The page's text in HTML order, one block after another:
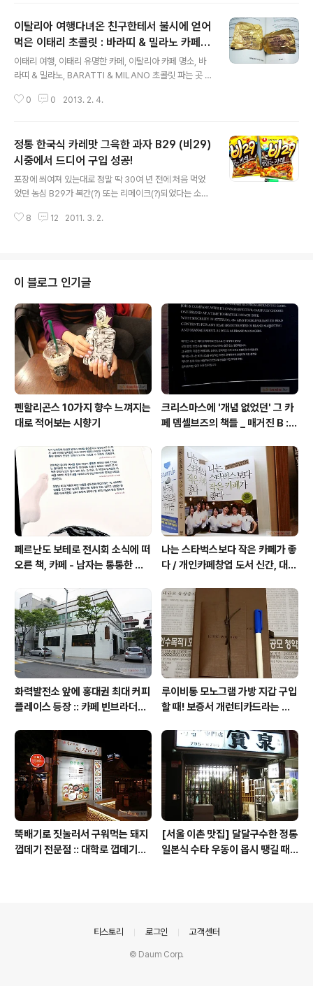
요즘 시세는 2~3kg 기준 2~3만원 정도가 유지되고 있
다. 냉동 두리안의 국내 수입원은 몇 안되기 때문에 수입원
들이 백화점에도 납품하고 다른데도 공급하기 떄문에, 백
화점에서 판매하는 이 두리안과 동일한 것을 인터넷 판매
라인으로 더 싸게 구입할 수 있다. 그런데 배송 과정에서 해
동되는 단점 때문에 백화점에서 즉구. 꼭지에 서려 있는 냉
이탈리아 여행다녀온 친구한테서 불시에 얻어
먹은 이태리 초콜릿 : 바라띠 & 밀라노 카페 B
ARATTI & MILANO
이태리 여행, 이태리 유명한 카페, 이탈리아 카페 명소, 바
라띠 & 밀라노, BARATTI & MILANO 초콜릿 파는 곳 토
렛, 이탈리아 유명한 초콜릿 , 달지 않은 쪼꼬렛 유럽 패키
NO(바라띠 & 밀라노) 금박 버전 손가락 두마디만한 거 하
나에 우리돈으로 7천원 쯤이랜다. 말두 안돼~ 신빙성 있는
가격은 아니었지만 우쨌든 금박 하나를 개봉해서 입에 넣
었다. 뭐 입속에 저절로 부드럽게 스르륵 그냥 녹는데 달지
도 않다. 2개째 먹고 나서 그 가격에 신빙성을 주기로 결정!
요런 감동 쪼꼬렛은 처음 먹어봤다. 가나 허쉬 도브 이런 ..
0 0 2013. 2. 4.
정통 한국식 카레맛 그윽한 과자 B29 (비29)
시중에서 드디어 구입 성공!
포장에 씌여져 있는대로 정말 딱 30여 년 전에 처음 먹었
었던 농심 B29가 복간(?) 또는 리메이크(?)되었다는 소식
었다. 오픈마켓에서 검색해보니 판매는 하는데 박스 단위
에..... 그렇다고 대형 마트에 일부러 가서 이런 옛날 과자를
사먹는 것도 멋대가리 없는 거다. 그러다가 서울 모처의 작
은 수퍼에서 새우깡 옆에 쌓여 있는 것을 발견하고 가슴이
철렁했다! 내 이름이 뭔 당첨자 명단에 들어 있는 것을 발견
한 기분이랄까. 계산해보니 마지막으로 먹은 이후로 25년
만의 해후였다 ㅠ..
8 12 2011. 3. 2.
이 블로그 인기글
펜할리곤스 10가지 향수 느껴지는
대로 적어보는 시향기
크리스마스에 '개념 없었던' 그 카
페 뎀셀브즈의 책들 _ 매거진 B :
커피
페르난도 보테로 전시회 소식에 떠
오른 책, 카페 - 남자는 통통한 여
나는 스타벅스보다 작은 카페가 좋
다 / 개인카페창업 도서 신간, 대전
화력발전소 앞에 홍대권 최대 커피
플레이스 등장 :: 카페 빈브라더스
루이비통 모노그램 가방 지갑 구입
할 때! 보증서 개런티카드라는 것
뚝배기로 짓눌러서 구워먹는 돼지
껍데기 전문점 :: 대학로 껍데기
[서울 이촌 맛집] 달달구수한 정통
일본식 수타 우동이 몹시 땡길 때 /
티스토리 로그인 고객센터
© Daum Corp.